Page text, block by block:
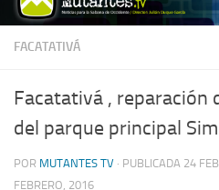
FACATATIVÁ
Facatativá , reparación
del parque principal
POR MUTANTES TV · PUBLICADA 24
FEBRERO, 2016